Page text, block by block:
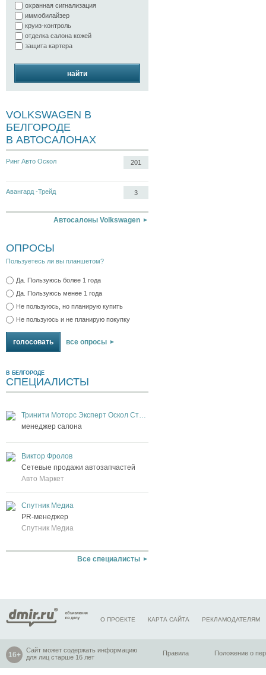
охранная сигнализация
иммобилайзер
круиз-контроль
отделка салона кожей
защита картера
найти
VOLKSWAGEN В
БЕЛГОРОДЕ
В АВТОСАЛОНАХ
Ринг Авто Оскол 201
Авангард -Трейд 3
Автосалоны Volkswagen
ОПРОСЫ
Пользуетесь ли вы планшетом?
Да. Пользуюсь более 1 года
Да. Пользуюсь менее 1 года
Не пользуюсь, но планирую купить
Не пользуюсь и не планирую покупку
все опросы
В БЕЛГОРОДЕ
СПЕЦИАЛИСТЫ
Тринити Моторс Эксперт Оскол Старый Оскол
менеджер салона
Виктор Фролов
Сетевые продажи автозапчастей
Авто Маркет
Спутник Медиа
PR-менеджер
Спутник Медиа
Все специалисты
О ПРОЕКТЕ КАРТА САЙТА РЕКЛАМОДАТЕЛЯМ
Сайт может содержать информацию
для лиц старше 16 лет
Правила Положение о